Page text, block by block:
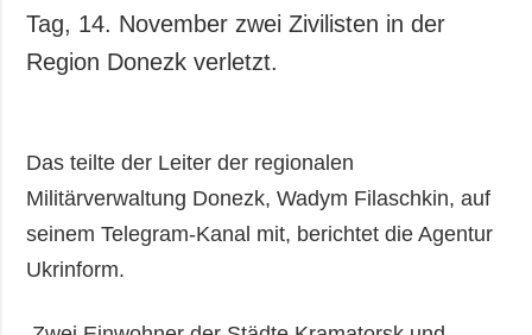
Tag, 14. November zwei Zivilisten in der
Region Donezk verletzt.
Das teilte der Leiter der regionalen
Militärverwaltung Donezk, Wadym Filaschkin, auf
seinem Telegram-Kanal mit, berichtet die Agentur
Ukrinform.